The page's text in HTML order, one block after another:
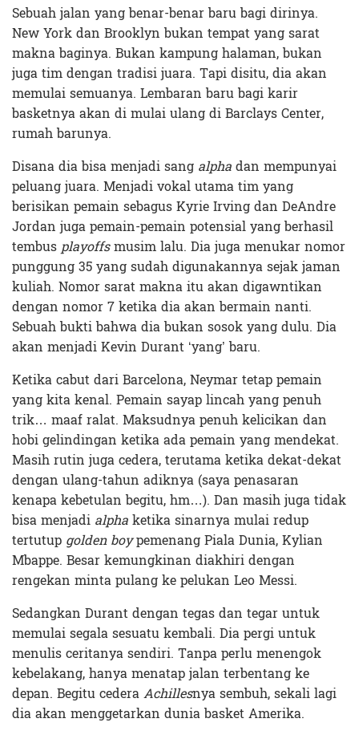
Sebuah jalan yang benar-benar baru bagi dirinya.
New York dan Brooklyn bukan tempat yang sarat
makna baginya. Bukan kampung halaman, bukan
juga tim dengan tradisi juara. Tapi disitu, dia akan
memulai semuanya. Lembaran baru bagi karir
basketnya akan di mulai ulang di Barclays Center,
rumah barunya.
Disana dia bisa menjadi sang alphadan mempunyai
peluang juara. Menjadi vokal utama tim yang
berisikan pemain sebagus Kyrie Irving dan DeAndre
Jordan juga pemain-pemain potensial yang berhasil
tembusplayoffsmusim lalu. Dia juga menukar nomor
punggung 35 yang sudah digunakannya sejak jaman
kuliah. Nomor sarat makna itu akan digawntikan
dengan nomor 7 ketika dia akan bermain nanti.
Sebuah bukti bahwa dia bukan sosok yang dulu. Dia
akan menjadi Kevin Durant ‘yang’ baru.
Ketika cabut dari Barcelona, Neymar tetap pemain
yang kita kenal. Pemain sayap lincah yang penuh
trik… maaf ralat. Maksudnya penuh kelicikan dan
hobi gelindingan ketika ada pemain yang mendekat.
Masih rutin juga cedera, terutama ketika dekat-dekat
dengan ulang-tahun adiknya (saya penasaran
kenapa kebetulan begitu, hm…). Dan masih juga tidak
bisa menjadi alphaketika sinarnya mulai redup
tertutup golden boypemenang Piala Dunia, Kylian
Mbappe. Besar kemungkinan diakhiri dengan
rengekan minta pulang ke pelukan Leo Messi.
Sedangkan Durant dengan tegas dan tegar untuk
memulai segala sesuatu kembali. Dia pergi untuk
menulis ceritanya sendiri. Tanpa perlu menengok
kebelakang, hanya menatap jalan terbentang ke
depan. Begitu cederaAchillesnya sembuh, sekali lagi
dia akan menggetarkan dunia basket Amerika.